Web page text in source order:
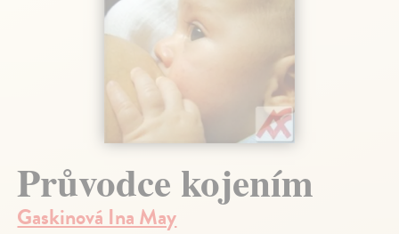
Průvodce kojením
Gaskinová Ina May